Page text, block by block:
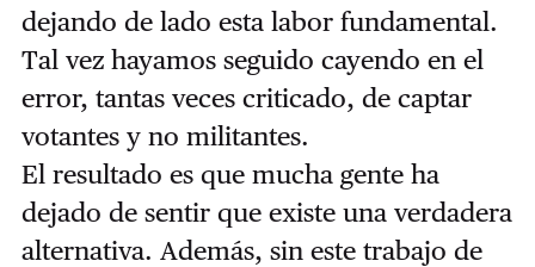
dejando de lado esta labor fundamental.
Tal vez hayamos seguido cayendo en el
error, tantas veces criticado, de captar
votantes y no militantes.
El resultado es que mucha gente ha
dejado de sentir que existe una verdadera
alternativa. Además, sin este trabajo de